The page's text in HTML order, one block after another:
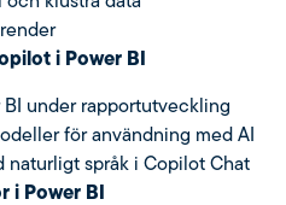
i Power BI
under rapportutveckling
för användning med AI
naturligt språk i Copilot Chat
i Power BI